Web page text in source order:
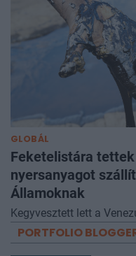
GLOBÁL
Feketelistára
nyersanyagot
Államoknak
Kegyvesztett lett a
PORTFOLIO